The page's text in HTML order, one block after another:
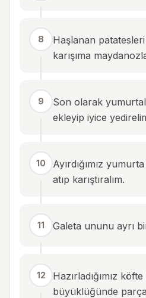
8
Haşlanan
karışıma
9
Son olarak
ekleyip iyice
10
Ayırdığımız
atıp karıştıralım.
11 Galeta ununu ayrı
12
Hazırladığımız
büyüklüğünde